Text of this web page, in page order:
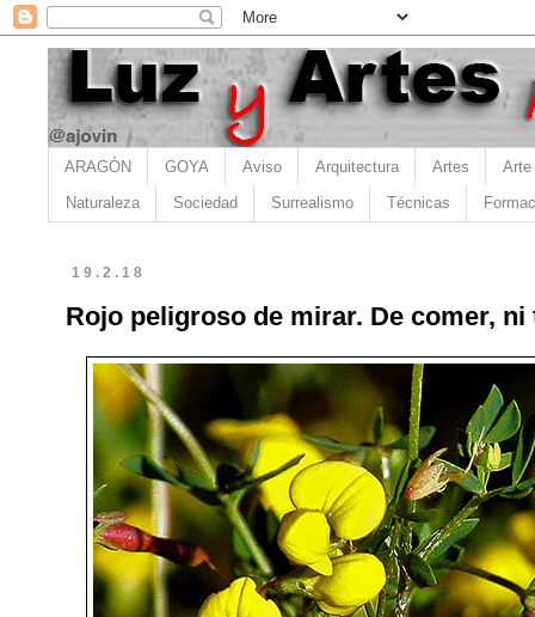
ARAGÓN GOYA Aviso Arquitectura Artes Arte
Naturaleza Sociedad Surrealismo Técnicas
19.2.18
Rojo peligroso de mirar. De comer, ni